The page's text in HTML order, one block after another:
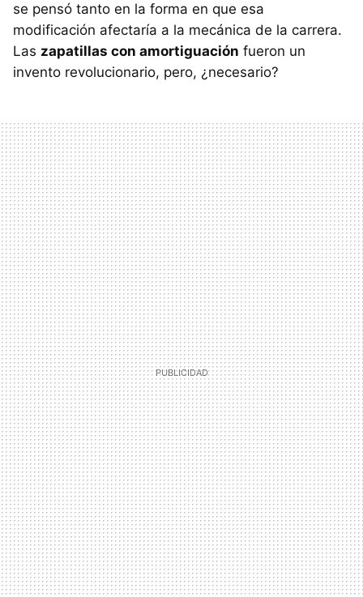
se pensó tanto en la forma en que esa
modificación afectaría a la mecánica de la carrera.
Las zapatillas con amortiguación fueron un
invento revolucionario, pero, ¿necesario?